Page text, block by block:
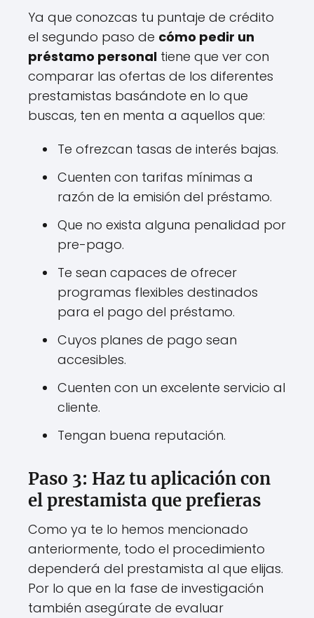
Ya que conozcas tu puntaje de crédito
el segundo paso de cómo pedir un
préstamo personal tiene que ver con
comparar las ofertas de los diferentes
prestamistas basándote en lo que
buscas, ten en menta a aquellos que:
Te ofrezcan tasas de interés bajas.
Cuenten con tarifas mínimas a
razón de la emisión del préstamo.
Que no exista alguna penalidad por
pre-pago.
Te sean capaces de ofrecer
programas flexibles destinados
para el pago del préstamo.
Cuyos planes de pago sean
accesibles.
Cuenten con un excelente servicio al
cliente.
Tengan buena reputación.
Paso 3: Haz tu aplicación con
el prestamista que prefieras
Como ya te lo hemos mencionado
anteriormente, todo el procedimiento
dependerá del prestamista al que elijas.
Por lo que en la fase de investigación
también asegúrate de evaluar